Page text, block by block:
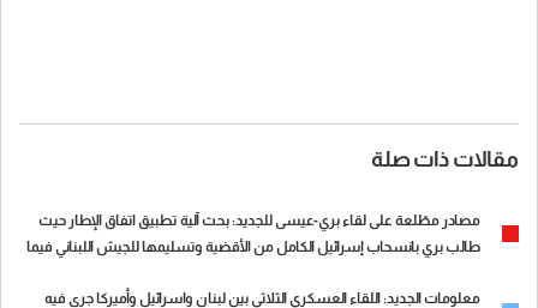
مقالات ذات صلة
مصادر مطّلعة على لقاء بري-عيسى للجديد: بحث آلية تطبيق اتفاق الإطار حيث
طالب بري بانسحاب إسرائيل الكامل من الأقضية وتسليمها للجيش اللبناني فيما
معلومات الجديد: اللقاء العسكري الثلاثي بين لبنان واسرائيل وأميركا جرى فيه